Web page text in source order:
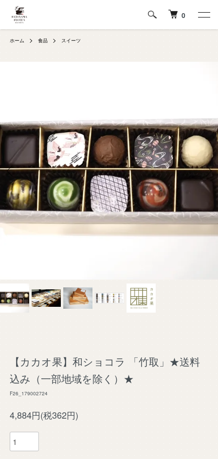
0
ホーム 食品 スイーツ
【カカオ果】和ショコラ 「竹取」★送料
込み（一部地域を除く）★
F26_179002724
4,884円(税362円)